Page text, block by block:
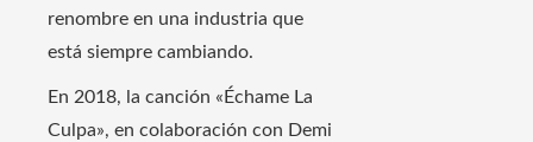
renombre en una industria que
está siempre cambiando.
En 2018, la canción «Échame La
Culpa», en colaboración con Demi